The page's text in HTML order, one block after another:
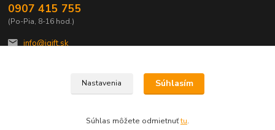
0907 415 755
(Po-Pia, 8-16 hod.)
info@igift.sk
Nastavenia Súhlasím
Súhlas môžete odmietnuťtu.